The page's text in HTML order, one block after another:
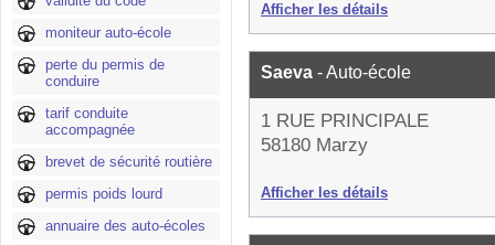
moniteur auto-école
perte du permis de
conduire
tarif conduite
accompagnée
brevet de sécurité routière
permis poids lourd
annuaire des auto-écoles
Afficher les détails
Saeva - Auto-école
1 RUE PRINCIPALE
58180 Marzy
Afficher les détails